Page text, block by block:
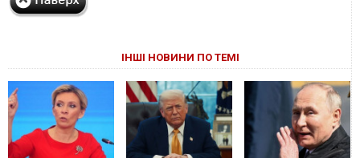
ІНШІ НОВИНИ ПО ТЕМІ